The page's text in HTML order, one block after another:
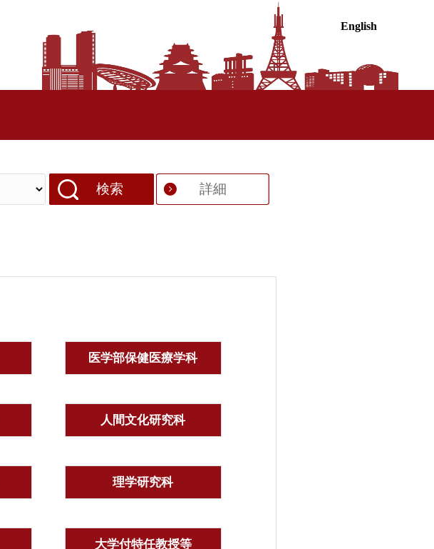
English
検索 詳細
医学部保健医療学科
人間文化研究科
理学研究科
大学付特任教授等